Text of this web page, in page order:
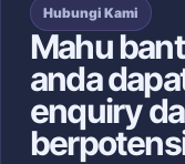
Hubungi Kami
Mahu
anda
enquiry